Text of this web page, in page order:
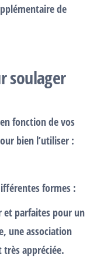
de
soulager
fonction de vos
bien l’utiliser :
formes :
et parfaites pour un
une association
appréciée.